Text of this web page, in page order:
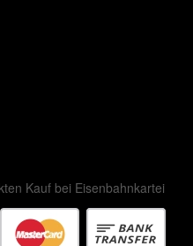
Kauf bei Eisenbahnkartei